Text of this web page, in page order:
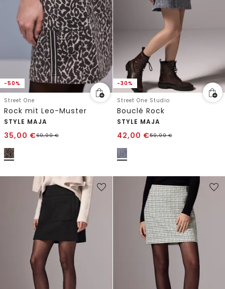
-50%
Street One
Rock mit Leo-Muster
STYLE MAJA
35,00 €69,99€
-30%
Street One Studio
Bouclé Rock
STYLE MAJA
42,00 €59,99€